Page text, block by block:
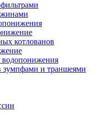
котлованов
водопонижения
и траншеями